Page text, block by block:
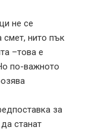
не се
смет, нито пък
–това е
по-важното
за
станат